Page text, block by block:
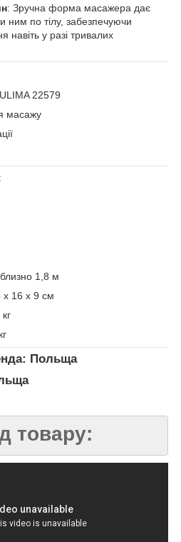
: Зручна форма масажера дає
ним по тілу, забезпечуючи
навіть у разі тривалих
22579
масажу
1,8 м
x 16 x 9 см
Польща
товару: